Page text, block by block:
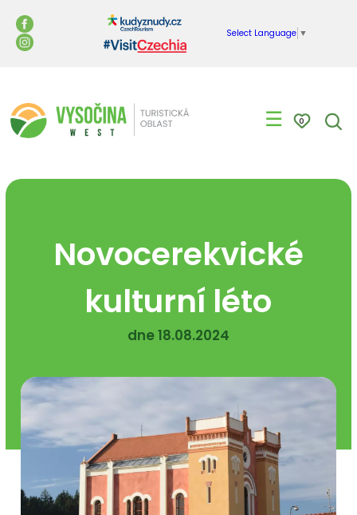
Select Language ▼
☰ 0
Novocerekvické
kulturní léto
dne 18.08.2024